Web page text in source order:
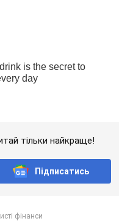
тільки найкраще!
Підписатись
фінанси